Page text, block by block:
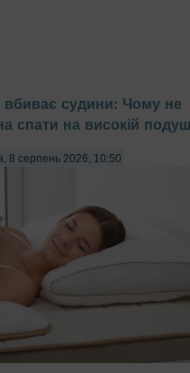
вбиває судини: Чому не
спати на високій
8 серпень 2026, 10:50